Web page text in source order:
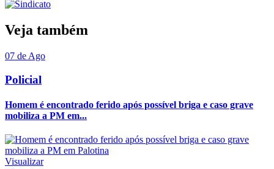
Veja também
07 de Ago
Policial
Homem é encontrado ferido após possível briga e caso grave
mobiliza a PM em...
Visualizar